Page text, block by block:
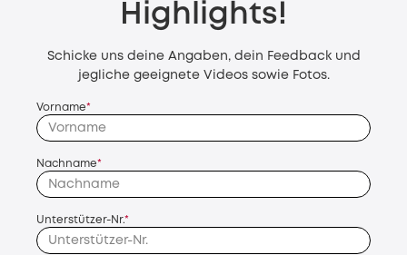
Highlights!
Schicke uns deine Angaben, dein Feedback und
jegliche geeignete Videos sowie Fotos.
Vorname*
Nachname*
Unterstützer-Nr.*